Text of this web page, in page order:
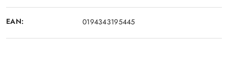
EAN: 0194343195445